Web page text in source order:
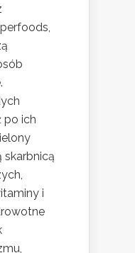
po ich
skarbnicą
i